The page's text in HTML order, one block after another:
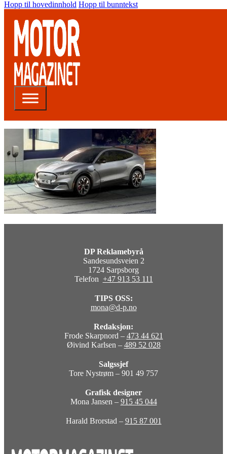
Hopp til hovedinnhold Hopp til bunntekst
DP Reklamebyrå
Sandesundsveien 2
1724 Sarpsborg
Telefon +47 913 53 111
TIPS OSS:
mona@d-p.no
Redaksjon:
Frode Skarpnord – 473 44 621
Øivind Karlsen – 489 52 028
Salgssjef
Tore Nystrøm – 901 49 757
Grafisk designer
Mona Jansen – 915 45 044
Harald Brorstad – 915 87 001